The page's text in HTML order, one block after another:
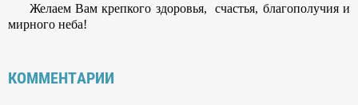
Желаем Вам крепкого здоровья, счастья, благополучия и
мирного неба!
КОММЕНТАРИИ